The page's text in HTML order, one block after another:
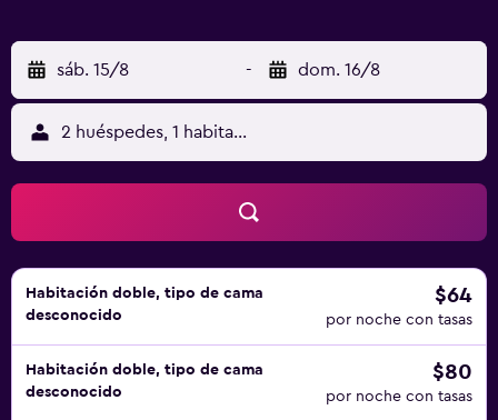
sáb. 15/8 - dom. 16/8
2 huéspedes, 1 habitación
Habitación doble, tipo de cama
desconocido
$64
por noche con tasas
Habitación doble, tipo de cama
desconocido
$80
por noche con tasas